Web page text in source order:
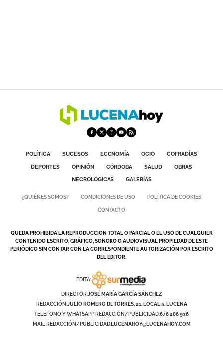
POLÍTICA SUCESOS ECONOMÍA OCIO
COFRADÍAS
DEPORTES
OPINIÓN CÓRDOBA SALUD
OBRAS
NECROLÓGICAS
GALERÍAS
¿QUIÉNES SOMOS? CONDICIONES DE USO POLÍTICA DE COOKIES
CONTACTO
QUEDA PROHIBIDA LA REPRODUCCION TOTAL O PARCIAL O EL USO DE CUALQUIER
CONTENIDO ESCRITO, GRÁFICO, SONORO O AUDIOVISUAL PROPIEDAD DE ESTE
PERIÓDICO SIN CONTAR CON LA CORRESPONDIENTE AUTORIZACIÓN POR ESCRITO
DEL EDITOR.
EDITA:
DIRECTOR:JOSÉ MARÍA GARCÍA SÁNCHEZ
REDACCIÓN:JULIO ROMERO DE TORRES, 21. LOCAL 5. LUCENA
TELÉFONO Y WHATSAPP REDACCIÓN/PUBLICIDAD:676 286 936
MAIL REDACCIÓN/PUBLICIDAD:LUCENAHOY@LUCENAHOY.COM